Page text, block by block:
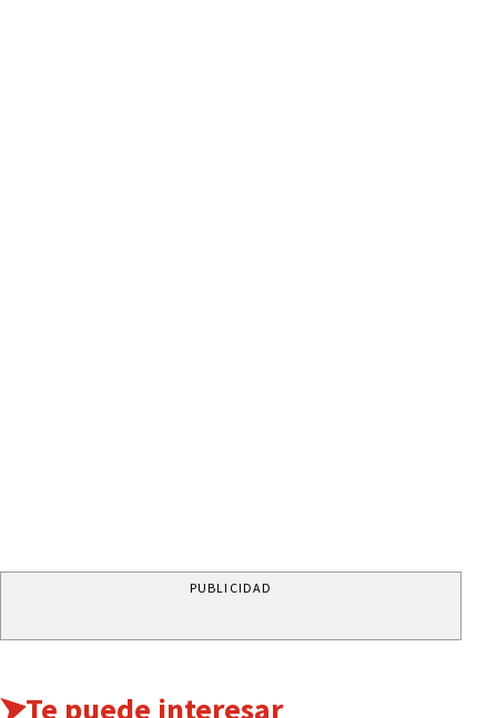
PUBLICIDAD
Te puede interesar